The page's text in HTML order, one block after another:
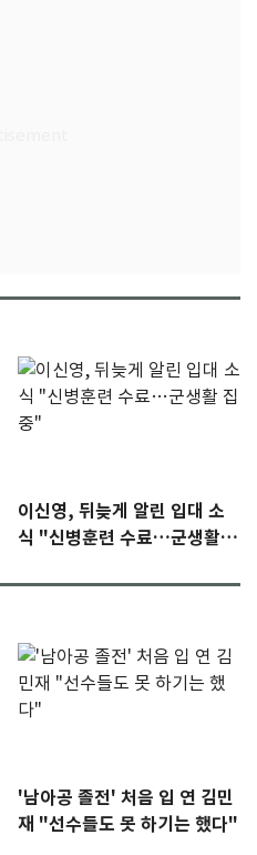
이신영, 뒤늦게 알린 입대 소
식 "신병훈련 수료…군생활
'남아공 졸전' 처음 입 연 김민
재 "선수들도 못 하기는 했다"